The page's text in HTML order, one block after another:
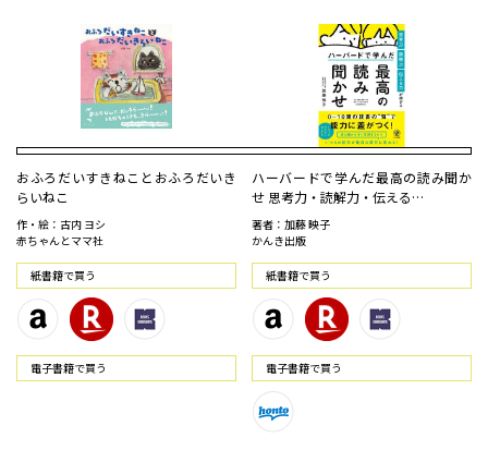
おふろだいすきねことおふろだいき
らいねこ
作・絵：古内 ヨシ
赤ちゃんとママ社
紙書籍で買う
電⼦書籍で買う
ハーバードで学んだ最高の読み聞か
せ 思考力・読解力・伝える…
著者：加藤 映子
かんき出版
紙書籍で買う
電⼦書籍で買う